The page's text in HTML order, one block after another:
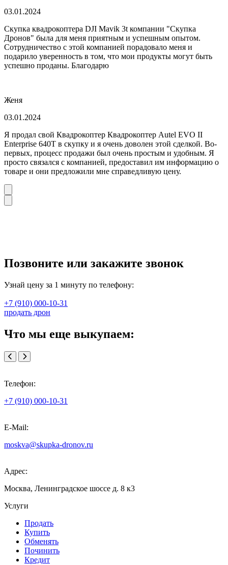
03.01.2024
Скупка квадрокоптера DJI Mavik 3t компании "Скупка
Дронов" была для меня приятным и успешным опытом.
Сотрудничество с этой компанией порадовало меня и
подарило уверенность в том, что мои продукты могут быть
успешно проданы. Благодарю
Женя
03.01.2024
Я продал свой Квадрокоптер Квадрокоптер Autel EVO II
Enterprise 640T в скупку и я очень доволен этой сделкой. Во-
первых, процесс продажи был очень простым и удобным. Я
просто связался с компанией, предоставил им информацию о
товаре и они предложили мне справедливую цену.
Позвоните или закажите звонок
Узнай цену за 1 минуту по телефону:
+7 (910) 000-10-31
продать дрон
Что мы еще выкупаем:
Телефон:
+7 (910) 000-10-31
E-Mail:
moskva@skupka-dronov.ru
Адрес:
Москва, Ленинградское шоссе д. 8 к3
Услуги
Продать
Купить
Обменять
Починить
Кредит